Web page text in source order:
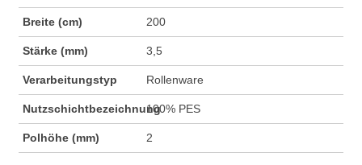
Breite (cm) 200
Stärke (mm) 3,5
Verarbeitungstyp Rollenware
Nutzschichtbezeichnung100% PES
Polhöhe (mm) 2